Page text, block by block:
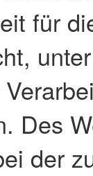
für
Des
der